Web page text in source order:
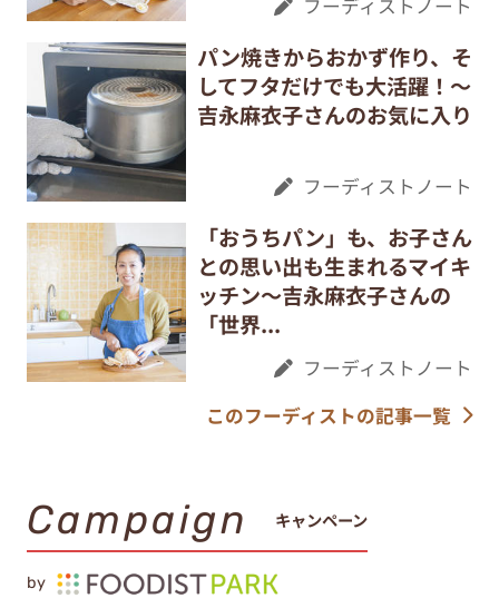
パン焼きからおかず作り、そ
してフタだけでも大活躍！～
吉永麻衣子さんのお気に入り
フーディストノート
「おうちパン」も、お子さん
との思い出も生まれるマイキ
ッチン～吉永麻衣子さんの
「世界...
フーディストノート
このフーディストの記事一覧
Campaign キャンペーン
by